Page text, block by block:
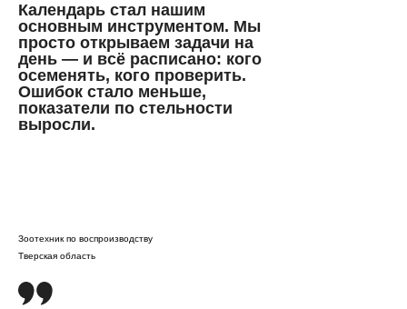
Календарь стал нашим
основным инструментом. Мы
просто открываем задачи на
день — и всё расписано: кого
осеменять, кого проверить.
Ошибок стало меньше,
показатели по стельности
выросли.
Тверская область
Зоотехник по воспроизводству